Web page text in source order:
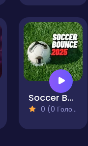
Soccer Bounce 2025
0 (0 Голосів)